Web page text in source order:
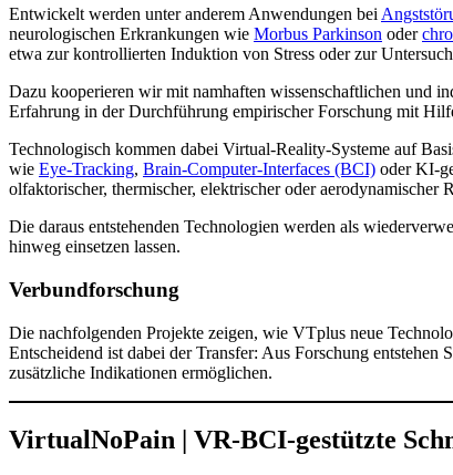
Entwickelt werden unter anderem Anwendungen bei
neurologischen Erkrankungen wie Morbus Parkinson oder
etwa zur kontrollierten Induktion von Stress oder zur
Dazu kooperieren wir mit namhaften wissenschaftlichen und
Erfahrung in der Durchführung empirischer Forschung mit
Technologisch kommen dabei Virtual-Reality-Systeme auf
wie Eye-Tracking, Brain-Computer-Interfaces (BCI) oder KI-
olfaktorischer, thermischer, elektrischer oder aerodynamischer
Die daraus entstehenden Technologien werden als
hinweg einsetzen lassen.
Verbundforschung
Die nachfolgenden Projekte zeigen, wie VTplus neue
Entscheidend ist dabei der Transfer: Aus Forschung
zusätzliche Indikationen ermöglichen.
VirtualNoPain | VR-BCI-gestützte